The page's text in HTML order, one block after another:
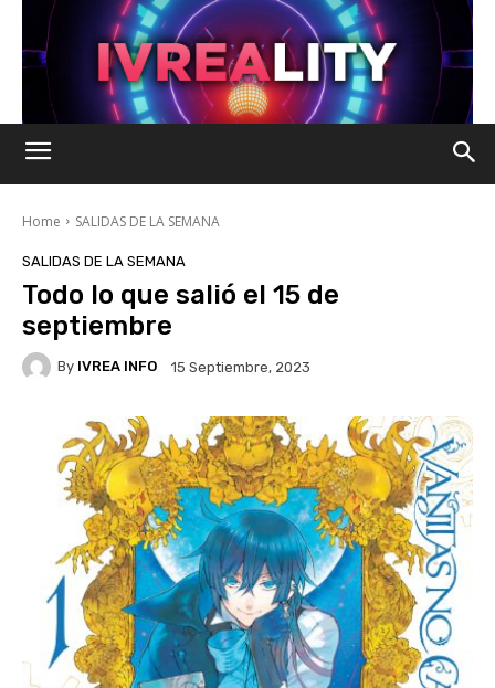
Home SALIDAS DE LA SEMANA
SALIDAS DE LA SEMANA
Todo lo que salió el 15 de
septiembre
By IVREA INFO 15 Septiembre, 2023